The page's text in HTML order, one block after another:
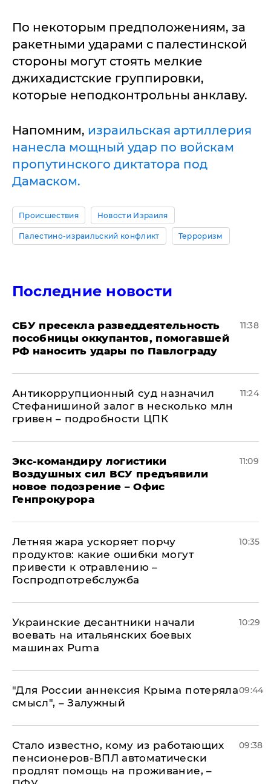
По некоторым предположениям, за
ракетными ударами с палестинской
стороны могут стоять мелкие
джихадистские группировки,
которые неподконтрольны анклаву.
Напомним, израильская артиллерия
нанесла мощный удар по войскам
пропутинского диктатора под
Дамаском.
Происшествия Новости Израиля
Палестино-израильский конфликт Терроризм
Последние новости
СБУ пресекла разведдеятельность
пособницы оккупантов, помогавшей
РФ наносить удары по Павлограду
11:38
Антикоррупционный суд назначил
Стефанишиной залог в несколько млн
гривен – подробности ЦПК
11:24
Экс-командиру логистики
Воздушных сил ВСУ предъявили
новое подозрение – Офис
Генпрокурора
11:09
Летняя жара ускоряет порчу
продуктов: какие ошибки могут
привести к отравлению –
Госпродпотребслужба
10:35
Украинские десантники начали
воевать на итальянских боевых
машинах Puma
10:29
"Для России аннексия Крыма потеряла
смысл", – Залужный
09:44
Стало известно, кому из работающих
пенсионеров-ВПЛ автоматически
продлят помощь на проживание, –
09:38